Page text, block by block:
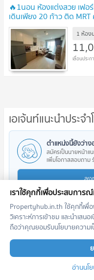
🔥1นอน ห้องแต่งสวย เฟ
เดินเพียง 20 ก้าว ติด
Chaengwattana
1 ห้อง
เอเจ้นท์แนะนำประจ
ตำแหน่งนี้ยังว่าง
สมัครเป็นนายหน้าแ
เพิ่มโอกาสสอบถาม
ลง
โครงการใกล้เคียง
เราใช้คุกกี้เพื่อประสบกา
Propertyhub.in.th ใช้คุกกี้เ
วิเคราะห์การเข้าชม และนำเส
ถือว่าคุณยอมรับนโยบายความเ
อ่านนโ